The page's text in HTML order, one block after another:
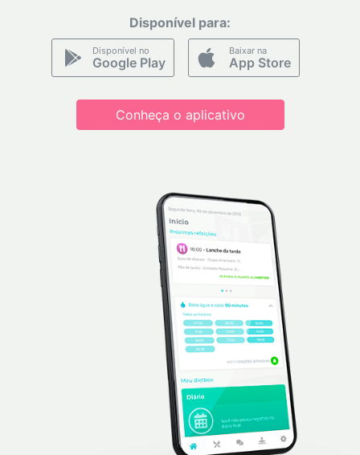
Disponível para:
Disponível no
Google Play
Baixar na
App Store
Conheça o aplicativo